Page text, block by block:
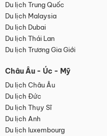
Du lịch Trung Quốc
Du lịch Malaysia
Du lịch Dubai
Du lịch Thái Lan
Du lịch Trương Gia Giới
Châu Âu - Úc - Mỹ
Du lịch Châu Âu
Du lịch Đức
Du lịch Thụy Sĩ
Du lịch Anh
Du lịch luxembourg